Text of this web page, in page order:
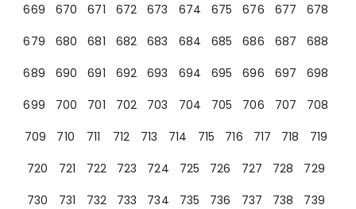
669
670 671 672 673 674 675 676 677
678
679
680 681 682 683 684 685 686 687
688
689
690 691 692 693 694 695 696 697
698
699
700 701 702 703 704 705 706 707
708
709
710 711 712 713 714 715 716 717 718
719
720
721 722 723 724 725 726 727 728
729
730
731 732 733 734 735 736 737 738
739